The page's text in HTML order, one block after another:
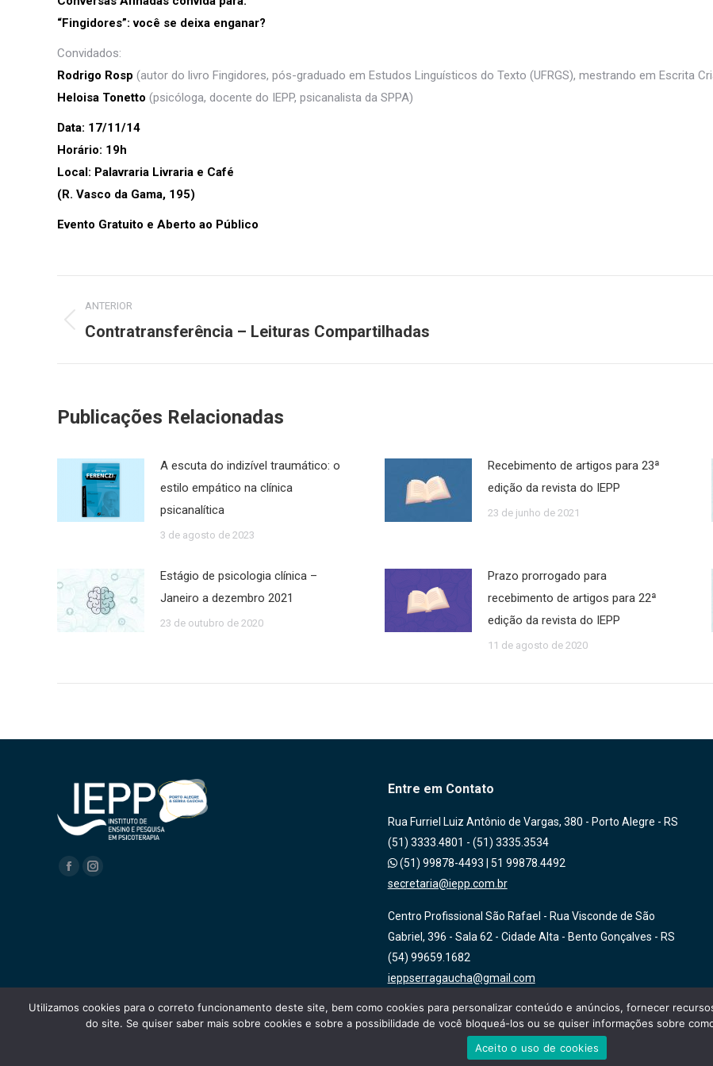
“Fingidores”: você se deixa enganar?
Convidados:
Rodrigo Rosp (autor do livro Fingidores, pós-graduado em Estudos Linguísticos do Texto (UFRGS), mestrando em Escrita
Heloisa Tonetto (psicóloga, docente do IEPP, psicanalista da SPPA)
Data: 17/11/14
Horário: 19h
Local: Palavraria Livraria e Café
(R. Vasco da Gama, 195)
Evento Gratuito e Aberto ao Público
de
ANTERIOR
Post
Contratransferência – Leituras Compartilhadas
Publicações Relacionadas
A escuta do indizível traumático: o
estilo empático na clínica
psicanalítica
3 de agosto de 2023
Recebimento de artigos para 23ª
edição da revista do IEPP
23 de junho de 2021
Estágio de psicologia clínica –
Janeiro a dezembro 2021
23 de outubro de 2020
Prazo prorrogado para
recebimento de artigos para 22ª
edição da revista do IEPP
11 de agosto de 2020
Encontre-nos em:
FacebookInstagram
Entre em Contato
Rua Furriel Luiz Antônio de Vargas, 380 - Porto Alegre - RS
(51) 3333.4801 - (51) 3335.3534
(51) 99878-4493
51 99878.4492
secretaria@iepp.com.br
Centro Profissional São Rafael - Rua Visconde de São
Gabriel, 396 - Sala 62 - Cidade Alta - Bento Gonçalves - RS
(54) 99659.1682
ieppserragaucha@gmail.com
Utilizamos cookies para o correto funcionamento deste site, bem como cookies para personalizar conteúdo e anúncios, fornecer
do site. Se quiser saber mais sobre cookies e sobre a possibilidade de você bloqueá-los ou se quiser informações sobre
Aceito o uso de cookies